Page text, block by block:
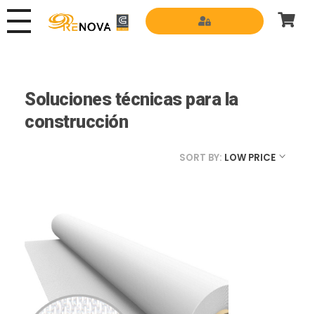
Soluciones técnicas para la
construcción
SORT BY: LOW PRICE